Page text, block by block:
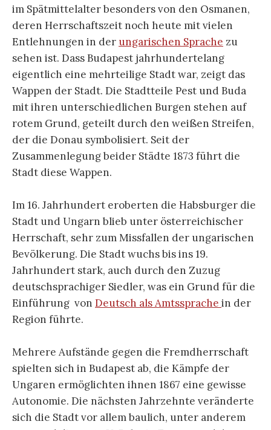
im Spätmittelalter besonders von den Osmanen,
deren Herrschaftszeit noch heute mit vielen
Entlehnungen in der ungarischen Sprache zu
sehen ist. Dass Budapest jahrhundertelang
eigentlich eine mehrteilige Stadt war, zeigt das
Wappen der Stadt. Die Stadtteile Pest und Buda
mit ihren unterschiedlichen Burgen stehen auf
rotem Grund, geteilt durch den weißen Streifen,
der die Donau symbolisiert. Seit der
Zusammenlegung beider Städte 1873 führt die
Stadt diese Wappen.
Im 16. Jahrhundert eroberten die Habsburger die
Stadt und Ungarn blieb unter österreichischer
Herrschaft, sehr zum Missfallen der ungarischen
Bevölkerung. Die Stadt wuchs bis ins 19.
Jahrhundert stark, auch durch den Zuzug
deutschsprachiger Siedler, was ein Grund für die
Einführung von Deutsch als Amtssprache in der
Region führte.
Mehrere Aufstände gegen die Fremdherrschaft
spielten sich in Budapest ab, die Kämpfe der
Ungaren ermöglichten ihnen 1867 eine gewisse
Autonomie. Die nächsten Jahrzehnte veränderte
sich die Stadt vor allem baulich, unter anderem